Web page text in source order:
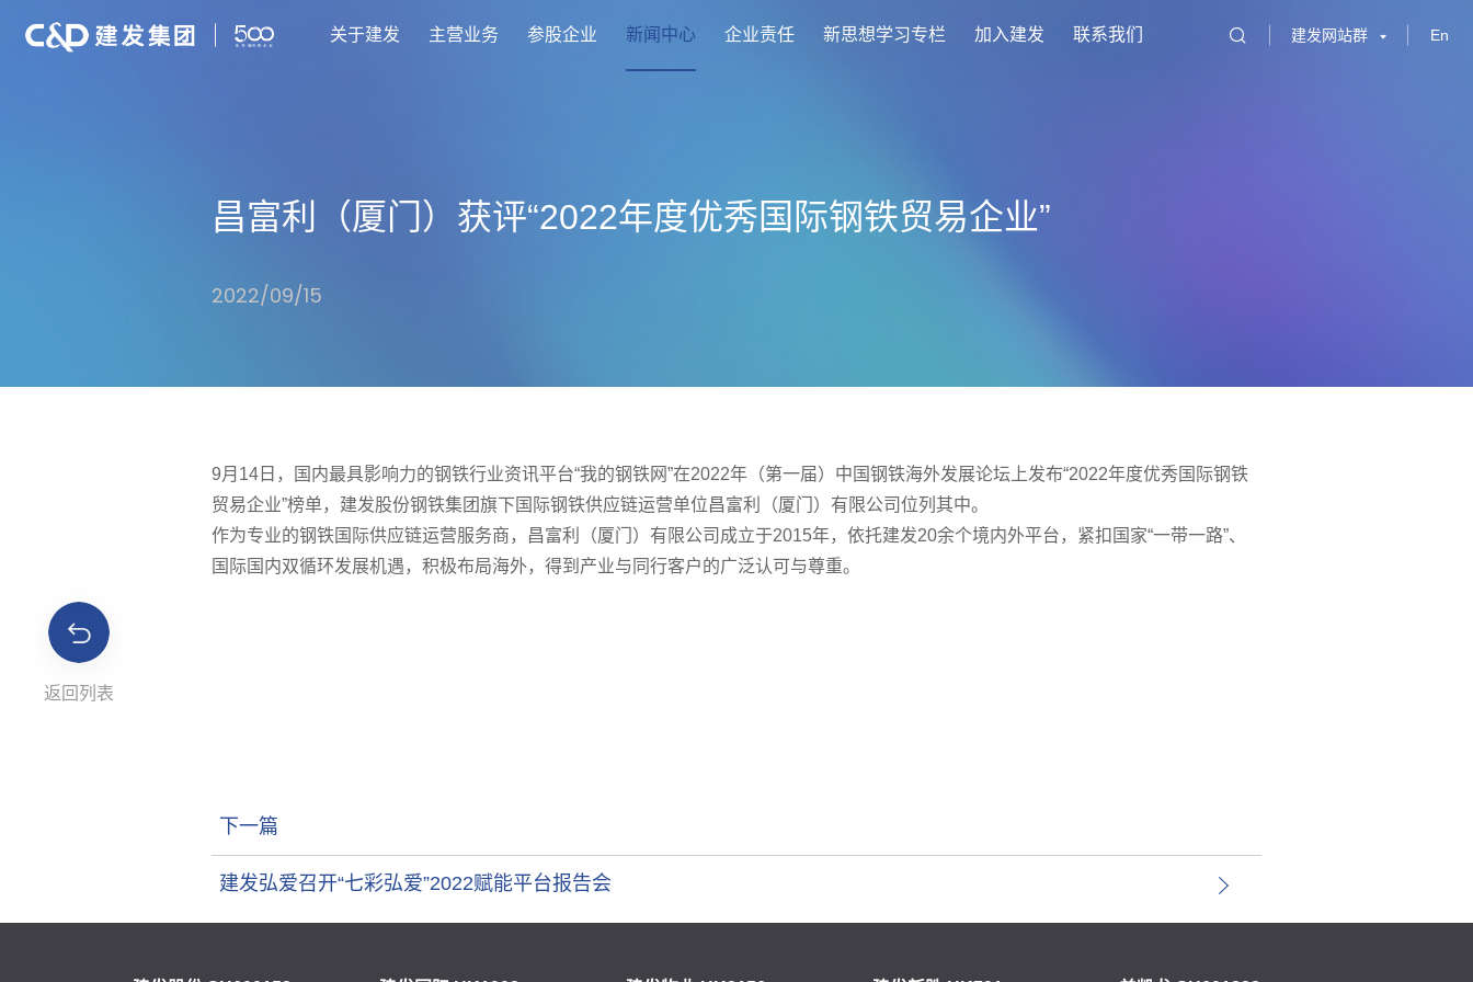
关于建发 主营业务 参股企业 新闻中心 企业责任 新思想学习专栏 加入建发 联系我们 建发网站群 En
昌富利（厦门）获评“2022年度优秀国际钢铁贸易企业”
2022/09/15
返回列表
9月14日，国内最具影响力的钢铁行业资讯平台“我的钢铁网”在2022年（第一届）中国钢铁海外发展论坛上发布“2022年度优秀国际钢铁
贸易企业”榜单，建发股份钢铁集团旗下国际钢铁供应链运营单位昌富利（厦门）有限公司位列其中。
作为专业的钢铁国际供应链运营服务商，昌富利（厦门）有限公司成立于2015年，依托建发20余个境内外平台，紧扣国家“一带一路”、
国际国内双循环发展机遇，积极布局海外，得到产业与同行客户的广泛认可与尊重。
下一篇
建发弘爱召开“七彩弘爱”2022赋能平台报告会